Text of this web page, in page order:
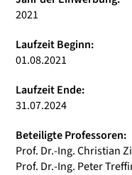
2021
Laufzeit Beginn:
01.08.2021
Laufzeit Ende:
31.07.2024
Beteiligte Professoren:
Prof. Dr.-Ing. Christian
Prof. Dr.-Ing. Peter